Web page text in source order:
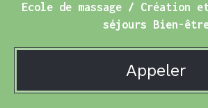
Ecole de massage / Création
séjours Bien-
Appeler